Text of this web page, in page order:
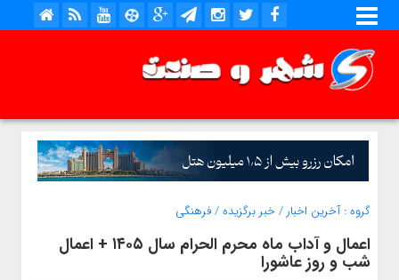
گروه :آخرین اخبار /خبر برگزیده/فرهنگی
اعمال و آداب ماه محرم الحرام سال ۱۴۰۵ + اعمال
شب و روز عاشورا